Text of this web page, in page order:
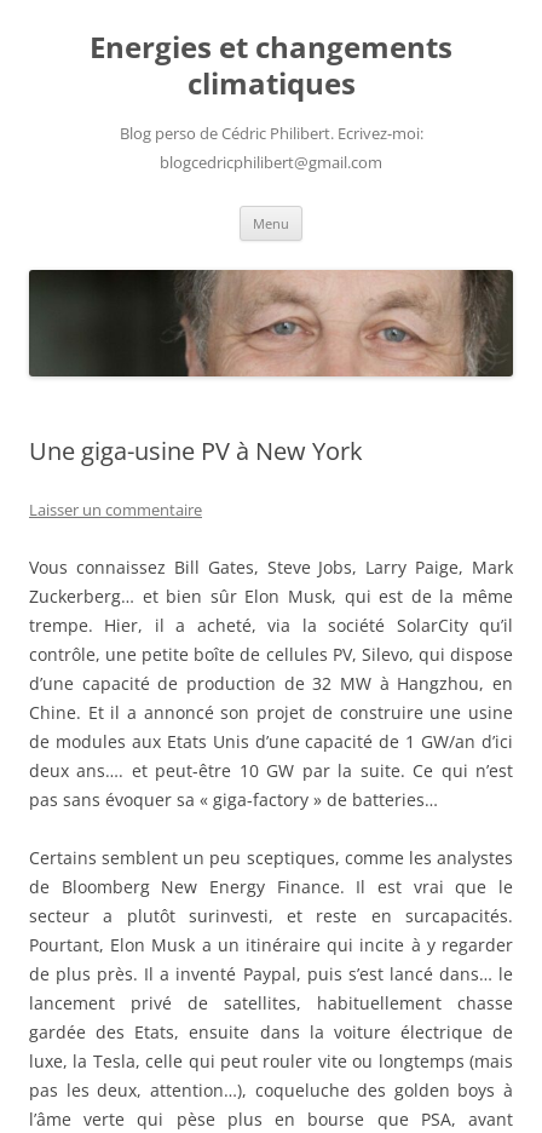
contenuEnergies et changements
climatiques
Blog perso de Cédric Philibert. Ecrivez-moi:
blogcedricphilibert@gmail.com
Menu
Une giga-usine PV à New York
Laisser un commentaire
Vous connaissez Bill Gates, Steve Jobs, Larry Paige, Mark
Zuckerberg… et bien sûr Elon Musk, qui est de la même
trempe. Hier, il a acheté, via la société SolarCity qu’il
contrôle, une petite boîte de cellules PV, Silevo, qui dispose
d’une capacité de production de 32 MW à Hangzhou, en
Chine. Et il a annoncé son projet de construire une usine
de modules aux Etats Unis d’une capacité de 1 GW/an d’ici
deux ans…. et peut-être 10 GW par la suite. Ce qui n’est
pas sans évoquer sa « giga-factory » de batteries…
Certains semblent un peu sceptiques, comme les analystes
de Bloomberg New Energy Finance. Il est vrai que le
secteur a plutôt surinvesti, et reste en surcapacités.
Pourtant, Elon Musk a un itinéraire qui incite à y regarder
de plus près. Il a inventé Paypal, puis s’est lancé dans… le
lancement privé de satellites, habituellement chasse
gardée des Etats, ensuite dans la voiture électrique de
luxe, la Tesla, celle qui peut rouler vite ou longtemps (mais
pas les deux, attention…), coqueluche des golden boys à
l’âme verte qui pèse plus en bourse que PSA, avant